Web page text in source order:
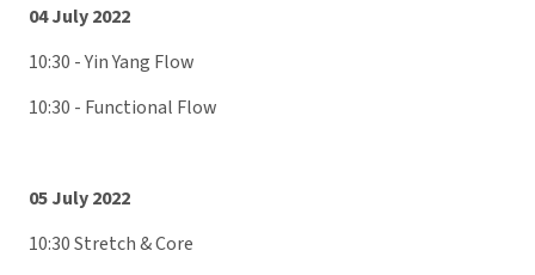
04 July 2022
10:30 - Yin Yang Flow
10:30 - Functional Flow
05 July 2022
10:30 Stretch & Core